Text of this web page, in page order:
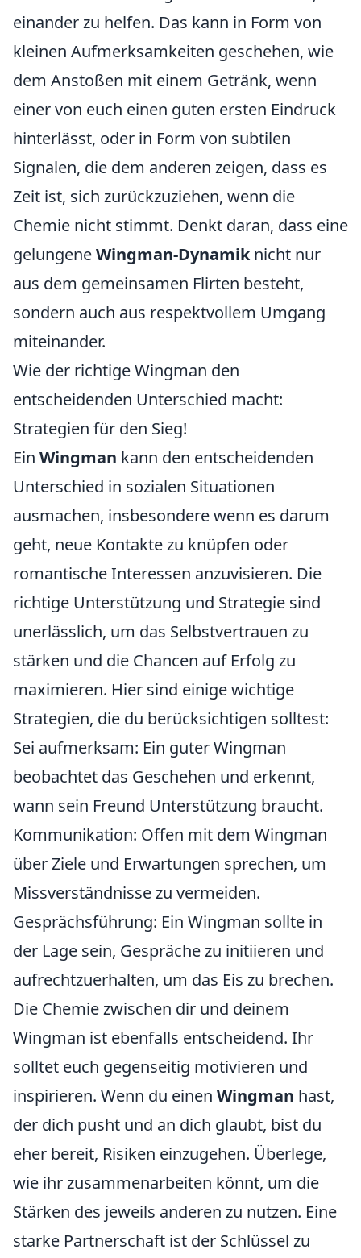
einander zu helfen. Das kann in Form von
kleinen Aufmerksamkeiten geschehen, wie
dem Anstoßen mit einem Getränk, wenn
einer von euch einen guten ersten Eindruck
hinterlässt, oder in Form von subtilen
Signalen, die dem anderen zeigen, dass es
Zeit ist, sich zurückzuziehen, wenn die
Chemie nicht stimmt. Denkt daran, dass eine
gelungeneWingman-Dynamiknicht nur
aus dem gemeinsamen Flirten besteht,
sondern auch aus respektvollem Umgang
miteinander.
Wie der richtige Wingman den
entscheidenden Unterschied macht:
Strategien für den Sieg!
Ein Wingman kann den entscheidenden
Unterschied in sozialen Situationen
ausmachen, insbesondere wenn es darum
geht, neue Kontakte zu knüpfen oder
romantische Interessen anzuvisieren. Die
richtige Unterstützung und Strategie sind
unerlässlich, um das Selbstvertrauen zu
stärken und die Chancen auf Erfolg zu
maximieren. Hier sind einige wichtige
Strategien, die du berücksichtigen solltest:
Sei aufmerksam: Ein guter Wingman
beobachtet das Geschehen und erkennt,
wann sein Freund Unterstützung braucht.
Kommunikation: Offen mit dem Wingman
über Ziele und Erwartungen sprechen, um
Missverständnisse zu vermeiden.
Gesprächsführung: Ein Wingman sollte in
der Lage sein, Gespräche zu initiieren und
aufrechtzuerhalten, um das Eis zu brechen.
Die Chemie zwischen dir und deinem
Wingman ist ebenfalls entscheidend. Ihr
solltet euch gegenseitig motivieren und
inspirieren. Wenn du einen Wingman hast,
der dich pusht und an dich glaubt, bist du
eher bereit, Risiken einzugehen. Überlege,
wie ihr zusammenarbeiten könnt, um die
Stärken des jeweils anderen zu nutzen. Eine
starke Partnerschaft ist der Schlüssel zu